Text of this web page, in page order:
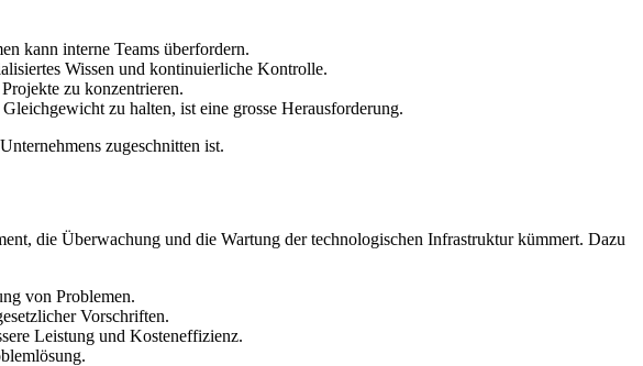
kann interne Teams überfordern.
Wissen und kontinuierliche Kontrolle.
zu konzentrieren.
zu halten, ist eine grosse Herausforderung.
zugeschnitten ist.
die Überwachung und die Wartung der technologischen Infrastruktur kümmert. Dazu
von Problemen.
Vorschriften.
Leistung und Kosteneffizienz.